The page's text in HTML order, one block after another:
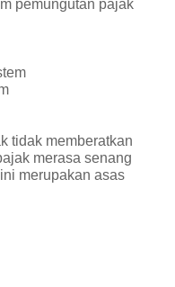
pemungutan pajak
tidak memberatkan
merasa senang
merupakan asas